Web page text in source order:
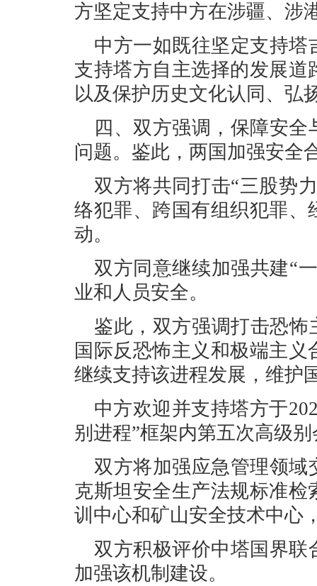
方坚定支持中方在涉疆、涉
中方一如既往坚定支持
支持塔方自主选择的发展
以及保护历史文化认同、弘
四、双方强调，保障安
问题。鉴此，两国加强安全
双方将共同打击“三股势
络犯罪、跨国有组织犯罪
动。
双方同意继续加强共建“
业和人员安全。
鉴此，双方强调打击恐怖
国际反恐怖主义和极端主
继续支持该进程发展，维护
中方欢迎并支持塔方于
别进程”框架内第五次高级
双方将加强应急管理领域
克斯坦安全生产法规标准
训中心和矿山安全技术中心
双方积极评价中塔国界联
加强该机制建设。